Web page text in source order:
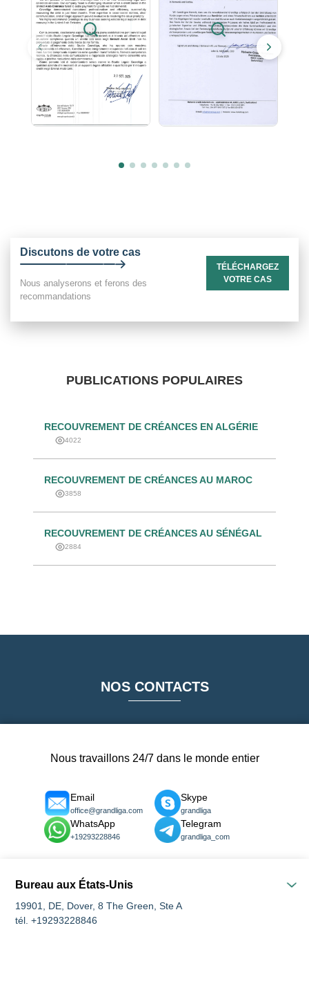
PUBLICATIONS POPULAIRES
RECOUVREMENT DE CRÉANCES EN ALGÉRIE
4022
RECOUVREMENT DE CRÉANCES AU MAROC
3858
RECOUVREMENT DE CRÉANCES AU SÉNÉGAL
2884
Discutons de votre cas
Nous analyserons et ferons des
recommandations
TÉLÉCHARGEZ
VOTRE CAS
NOS CONTACTS
Bureau aux États-Unis
19901, DE, Dover, 8 The Green, Ste A
tél. +19293228846
Nous travaillons 24/7 dans le monde entier
Email
office@grandliga.com
Skype
grandliga
WhatsApp
+19293228846
Telegram
grandliga_com